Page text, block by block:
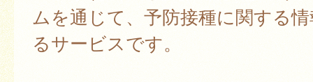
ムを通じて、予防接種に関する
るサービスです。